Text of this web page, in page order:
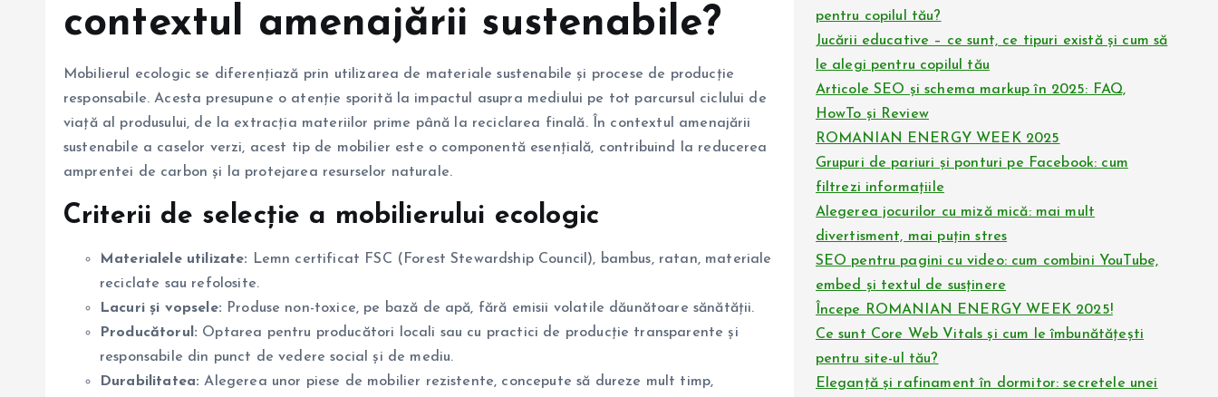
contextul amenajării sustenabile?
Mobilierul ecologic se diferențiază prin utilizarea de materiale sustenabile și procese de producție
responsabile. Acesta presupune o atenție sporită la impactul asupra mediului pe tot parcursul ciclului de
viață al produsului, de la extracția materiilor prime până la reciclarea finală. În contextul amenajării
sustenabile a caselor verzi, acest tip de mobilier este o componentă esențială, contribuind la reducerea
amprentei de carbon și la protejarea resurselor naturale.
Criterii de selecție a mobilierului ecologic
Materialele utilizate: Lemn certificat FSC (Forest Stewardship Council), bambus, ratan, materiale
reciclate sau refolosite.
Lacuri și vopsele: Produse non-toxice, pe bază de apă, fără emisii volatile dăunătoare sănătății.
Producătorul: Optarea pentru producători locali sau cu practici de producție transparente și
responsabile din punct de vedere social și de mediu.
Durabilitatea: Alegerea unor piese de mobilier rezistente, concepute să dureze mult timp,
pentru copilul tău?
Jucării educative – ce sunt, ce tipuri există și cum să
le alegi pentru copilul tău
Articole SEO și schema markup în 2025: FAQ,
HowTo și Review
ROMANIAN ENERGY WEEK 2025
Grupuri de pariuri și ponturi pe Facebook: cum
filtrezi informațiile
Alegerea jocurilor cu miză mică: mai mult
divertisment, mai puțin stres
SEO pentru pagini cu video: cum combini YouTube,
embed și textul de susținere
Începe ROMANIAN ENERGY WEEK 2025!
Ce sunt Core Web Vitals și cum le îmbunătățești
pentru site-ul tău?
Eleganță și rafinament în dormitor: secretele unei